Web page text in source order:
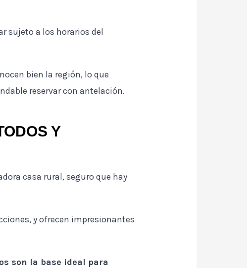
sujeto a los horarios del
bien la región, lo que
reservar con antelación.
Y
casa rural, seguro que hay
y ofrecen impresionantes
son la base ideal para